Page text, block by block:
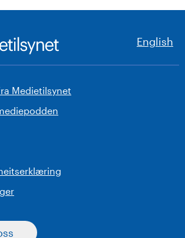
English
Medietilsynet